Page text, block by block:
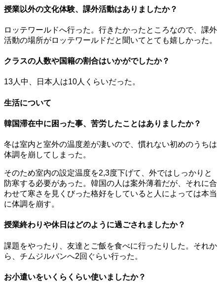
授業以外の文化体験、課外活動はありましたか？
ロッテワールドへ行った。行きたかったところなので、課外
活動の場所がロッテワールドだと聞いてとても嬉しかった。
クラスの人数や国籍の割合はいかがでしたか？
13人中、日本人は10人くらいだった。
生活について
韓国滞在中に困った事、苦労したことはありましたか？
冬は室内と室外の温度差が凄いので、慣れない初めのうちは
体調を崩してしまった。
そのため室内の設定温度を2,3度下げて、外ではしっかりと
防寒する必要があった。韓国の人は案外薄着だが、それに合
わせて寒さを見くびった格好をしていると人によっては本当
に体調を崩す。
授業終わりや休日はどのように過ごされましたか？
課題をやったり、友達とご飯を食べに行ったりした。それか
ら、チムジルバンへ2回ぐらい行った。
お小遣いをいくらくらい使いましたか？